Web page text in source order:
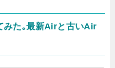
みた｡最新Airと古いAir